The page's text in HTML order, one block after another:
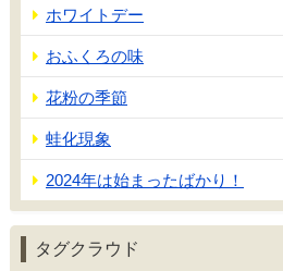
ホワイトデー
おふくろの味
花粉の季節
蛙化現象
2024年は始まったばかり！
タグクラウド